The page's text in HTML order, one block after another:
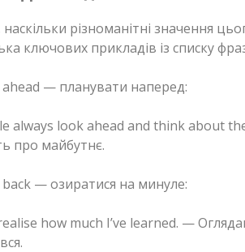
різноманітні значення
ключових прикладів із списку
— планувати наперед:
always look ahead and think about
про майбутнє.
— озиратися на минуле:
how much I’ve learned. —